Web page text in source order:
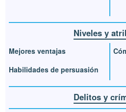
Niveles y
Mejores ventajas
Habilidades de persuasión
Delitos y